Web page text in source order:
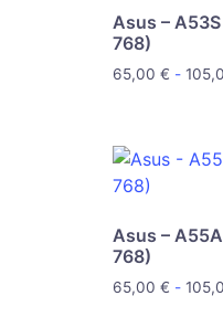
Asus –
768)
65,00 € -
Asus –
768)
65,00 € -